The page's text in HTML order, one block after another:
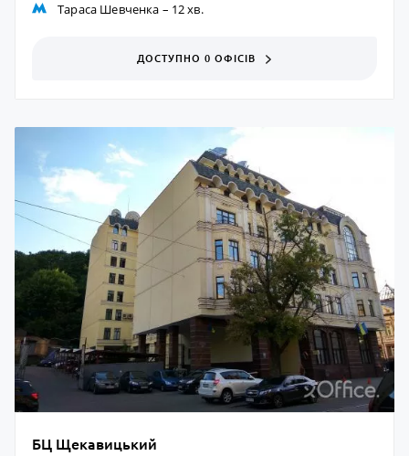
Тараса Шевченка – 12 хв.
ДОСТУПНО 0 ОФІСІВ
БЦ Щекавицький